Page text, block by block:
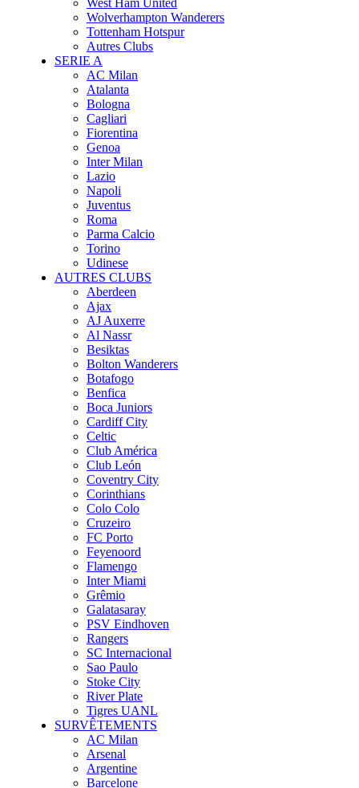
West Ham United
Wolverhampton Wanderers
Tottenham Hotspur
Autres Clubs
SERIE A
AC Milan
Atalanta
Bologna
Cagliari
Fiorentina
Genoa
Inter Milan
Lazio
Napoli
Juventus
Roma
Parma Calcio
Torino
Udinese
AUTRES CLUBS
Aberdeen
Ajax
AJ Auxerre
Al Nassr
Besiktas
Bolton Wanderers
Botafogo
Benfica
Boca Juniors
Cardiff City
Celtic
Club América
Club León
Coventry City
Corinthians
Colo Colo
Cruzeiro
FC Porto
Feyenoord
Flamengo
Inter Miami
Grêmio
Galatasaray
PSV Eindhoven
Rangers
SC Internacional
Sao Paulo
Stoke City
River Plate
Tigres UANL
SURVÊTEMENTS
AC Milan
Arsenal
Argentine
Barcelone